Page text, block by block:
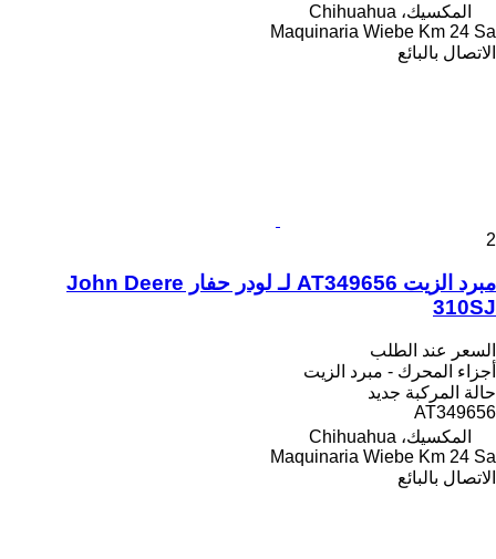
المكسيك، Chihuahua
Maquinaria Wiebe Km 24 Sa
الاتصال بالبائع
2
مبرد الزيت AT349656 لـ لودر حفار John Deere
310SJ
السعر عند الطلب
أجزاء المحرك - مبرد الزيت
حالة المركبة جديد
AT349656
المكسيك، Chihuahua
Maquinaria Wiebe Km 24 Sa
الاتصال بالبائع